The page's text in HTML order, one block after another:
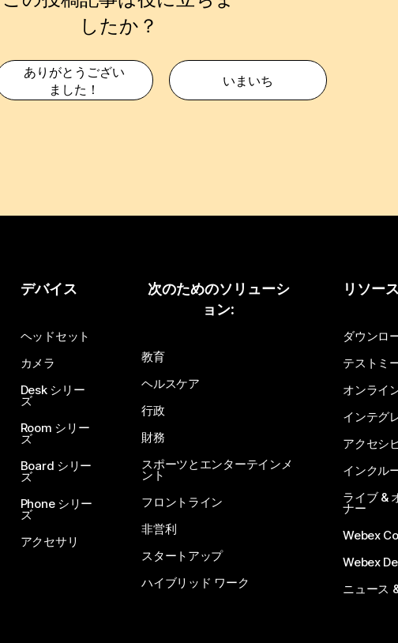
したか？
ありがとうござい
ました！
いまいち
デバイス
ヘッドセット
カメラ
Desk シリー
ズ
Room シリー
ズ
Board シリー
ズ
Phone シリー
ズ
アクセサリ
次のためのソリューシ
ョン:
教育
ヘルスケア
行政
財務
スポーツとエンターテインメ
ント
フロントライン
非営利
スタートアップ
ハイブリッド ワーク
リソー
ダウンロ
テストミ
オンライ
インテグ
アクセシ
インクル
ライブ &
ナー
Webex
Webex
ニュース